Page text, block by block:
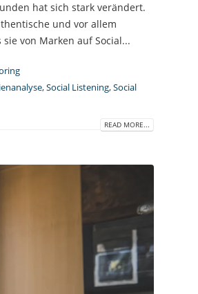
hat sich stark verändert.
und vor allem
von Marken auf Social...
,Social Listening,Social
READ MORE...